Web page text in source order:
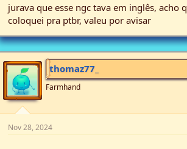
jurava que esse ngc tava em inglês, acho
coloquei pra ptbr, valeu por avisar
thomaz77_
Farmhand
Nov 28, 2024